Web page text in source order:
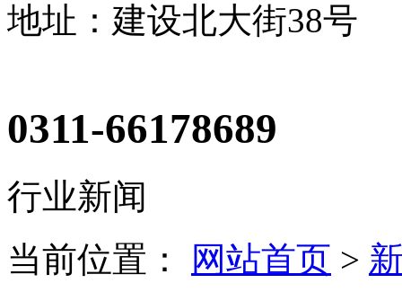
地址：建设北大街38号
0311-66178689
行业新闻
当前位置：
网站首页 >